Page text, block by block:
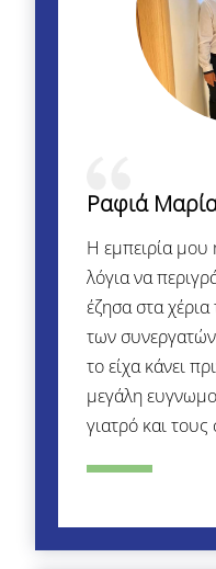
Ραφιά
Η εμπειρία μου
λόγια να
έζησα στα
των
το είχα κάνει
μεγάλη
γιατρό και